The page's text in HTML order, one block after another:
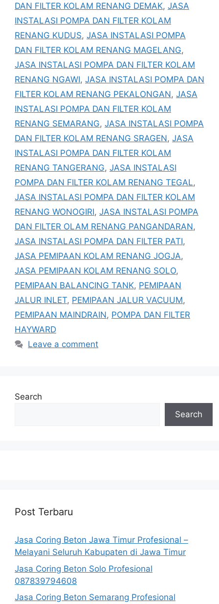
DAN FILTER KOLAM RENANG DEMAK, JASA
INSTALASI POMPA DAN FILTER KOLAM
RENANG KUDUS, JASA INSTALASI POMPA
DAN FILTER KOLAM RENANG MAGELANG,
JASA INSTALASI POMPA DAN FILTER KOLAM
RENANG NGAWI, JASA INSTALASI POMPA DAN
FILTER KOLAM RENANG PEKALONGAN, JASA
INSTALASI POMPA DAN FILTER KOLAM
RENANG SEMARANG, JASA INSTALASI POMPA
DAN FILTER KOLAM RENANG SRAGEN, JASA
INSTALASI POMPA DAN FILTER KOLAM
RENANG TANGERANG, JASA INSTALASI
POMPA DAN FILTER KOLAM RENANG TEGAL,
JASA INSTALASI POMPA DAN FILTER KOLAM
RENANG WONOGIRI, JASA INSTALASI POMPA
DAN FILTER OLAM RENANG PANGANDARAN,
JASA INSTALASI POMPA DAN FILTER PATI,
JASA PEMIPAAN KOLAM RENANG JOGJA,
JASA PEMIPAAN KOLAM RENANG SOLO,
PEMIPAAN BALANCING TANK, PEMIPAAN
JALUR INLET, PEMIPAAN JALUR VACUUM,
PEMIPAAN MAINDRAIN, POMPA DAN FILTER
HAYWARD
Leave a comment
Search
Search
Post Terbaru
Jasa Coring Beton Jawa Timur Profesional –
Melayani Seluruh Kabupaten di Jawa Timur
Jasa Coring Beton Solo Profesional
087839794608
Jasa Coring Beton Semarang Profesional